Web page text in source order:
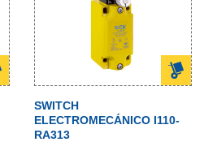
SWITCH
ELECTROMECÁNICO I110-
RA313